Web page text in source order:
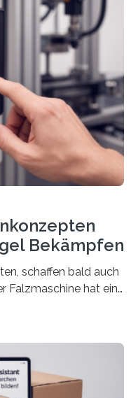
Bekämpfen
schaffen bald auch
Falzmaschine hat ein
sehr vereinfacht,
lässt sich auf alle
Falzmaschine
Eine solche